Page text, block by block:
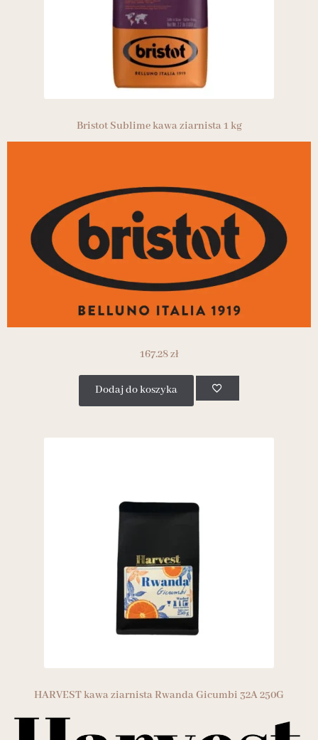
Bristot Sublime kawa ziarnista 1 kg
167.28zł
Dodaj do koszyka
HARVEST kawa ziarnista Rwanda Gicumbi 32A 250G